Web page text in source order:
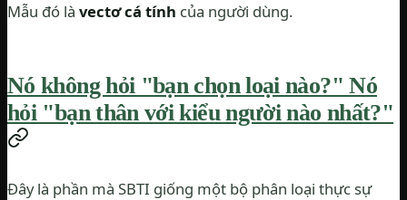
Mẫu đó là vectơ cá tính của người dùng.
Nó không hỏi "bạn chọn loại nào?" Nó
hỏi "bạn thân với kiểu người nào nhất?"
Đây là phần mà SBTI giống một bộ phân loại thực sự